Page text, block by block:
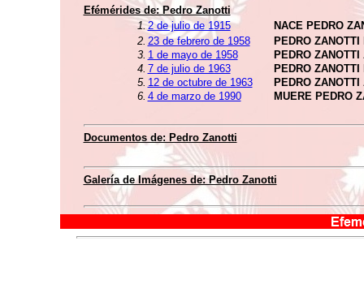
Efémérides de: Pedro Zanotti
1.2 de julio de 1915
NACE PEDRO
2. 23 de febrero de 1958
PEDRO
3. 1 de mayo de 1958
PEDRO
4. 7 de julio de 1963
PEDRO
5. 12 de octubre de 1963
PEDRO
6. 4 de marzo de 1990 MUERE PEDRO
Documentos de: Pedro Zanotti
Galería de Imágenes de: Pedro Zanotti